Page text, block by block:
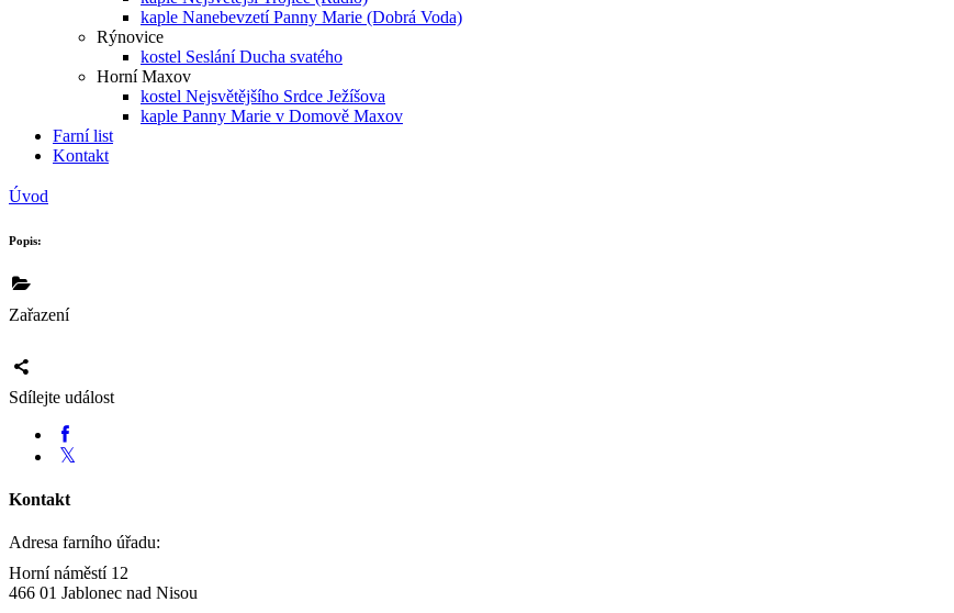
kaple Nanebevzetí Panny Marie (Dobrá Voda)
Rýnovice
kostel Seslání Ducha svatého
Horní Maxov
kostel Nejsvětějšího Srdce Ježíšova
kaple Panny Marie v Domově Maxov
Farní list
Kontakt
Úvod
Popis:
Zařazení
Sdílejte událost
Kontakt
Adresa farního úřadu:
Horní náměstí 12
466 01 Jablonec nad Nisou